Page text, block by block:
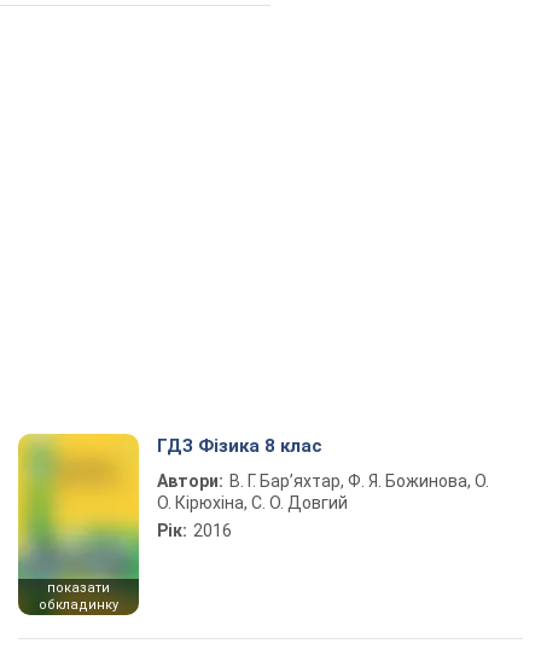
показати
обкладинку
ГДЗ Фізика 8 клас
Автори: В. Г. Бар’яхтар, Ф. Я. Божинова, О.
О. Кірюхіна, С. О. Довгий
Рік: 2016